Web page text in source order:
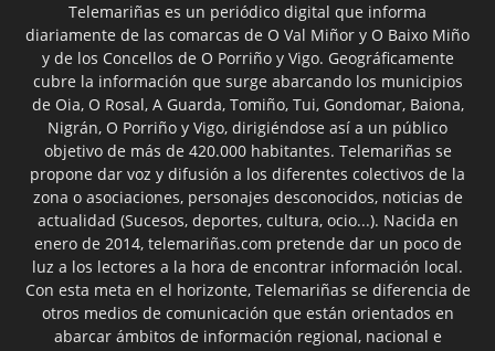
Telemariñas es un periódico digital que informa
diariamente de las comarcas de O Val Miñor y O Baixo Miño
y de los Concellos de O Porriño y Vigo. Geográficamente
cubre la información que surge abarcando los municipios
de Oia, O Rosal, A Guarda, Tomiño, Tui, Gondomar, Baiona,
Nigrán, O Porriño y Vigo, dirigiéndose así a un público
objetivo de más de 420.000 habitantes. Telemariñas se
propone dar voz y difusión a los diferentes colectivos de la
zona o asociaciones, personajes desconocidos, noticias de
actualidad (Sucesos, deportes, cultura, ocio...). Nacida en
enero de 2014, telemariñas.com pretende dar un poco de
luz a los lectores a la hora de encontrar información local.
Con esta meta en el horizonte, Telemariñas se diferencia de
otros medios de comunicación que están orientados en
abarcar ámbitos de información regional, nacional e